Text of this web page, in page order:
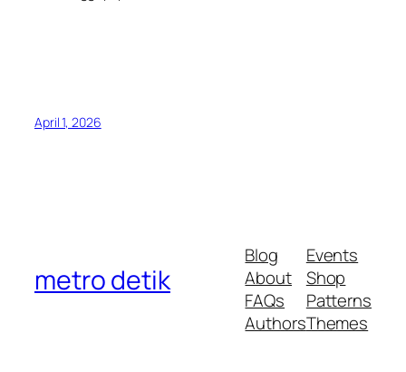
April 1, 2026
metro detik
Blog
About
FAQs
Authors
Events
Shop
Patterns
Themes